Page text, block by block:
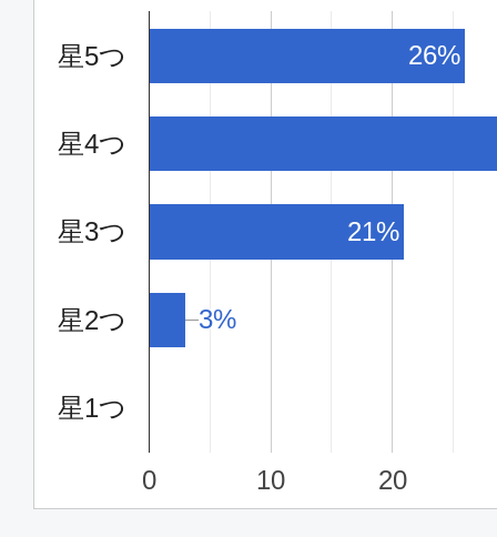
SNA065 19:15
ANA613
エコノミー
エコノミー
東京(羽田)
0 10 20
星5つ
星4つ
星3つ
星2つ
星1つ
26%
21%
3%
3%